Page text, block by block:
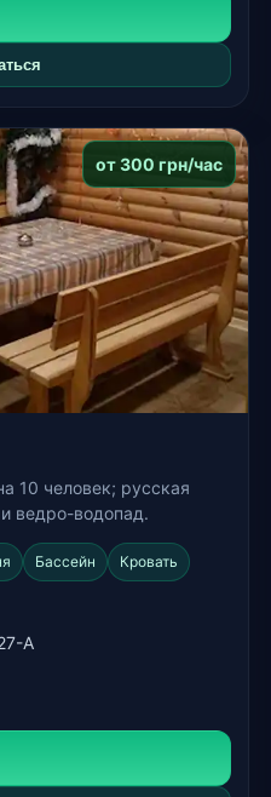
от 300 грн/час
10 человек; русская
ведро-водопад.
Бассейн Кровать
А